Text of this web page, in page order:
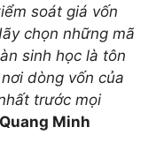
soát giá vốn
chọn những mã
sinh học là tôn
dòng vốn của
trước mọi
Minh